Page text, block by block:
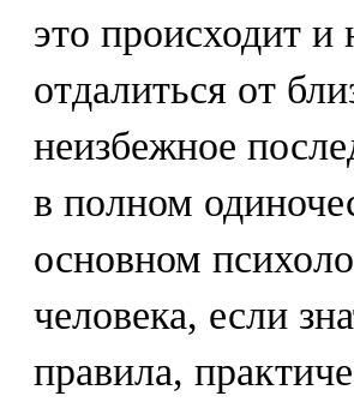
это происходит
отдалиться от
неизбежное
в полном
основном
человека, если
правила,